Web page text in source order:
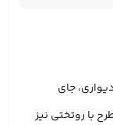
دیواری، جای
با روتختی نیز